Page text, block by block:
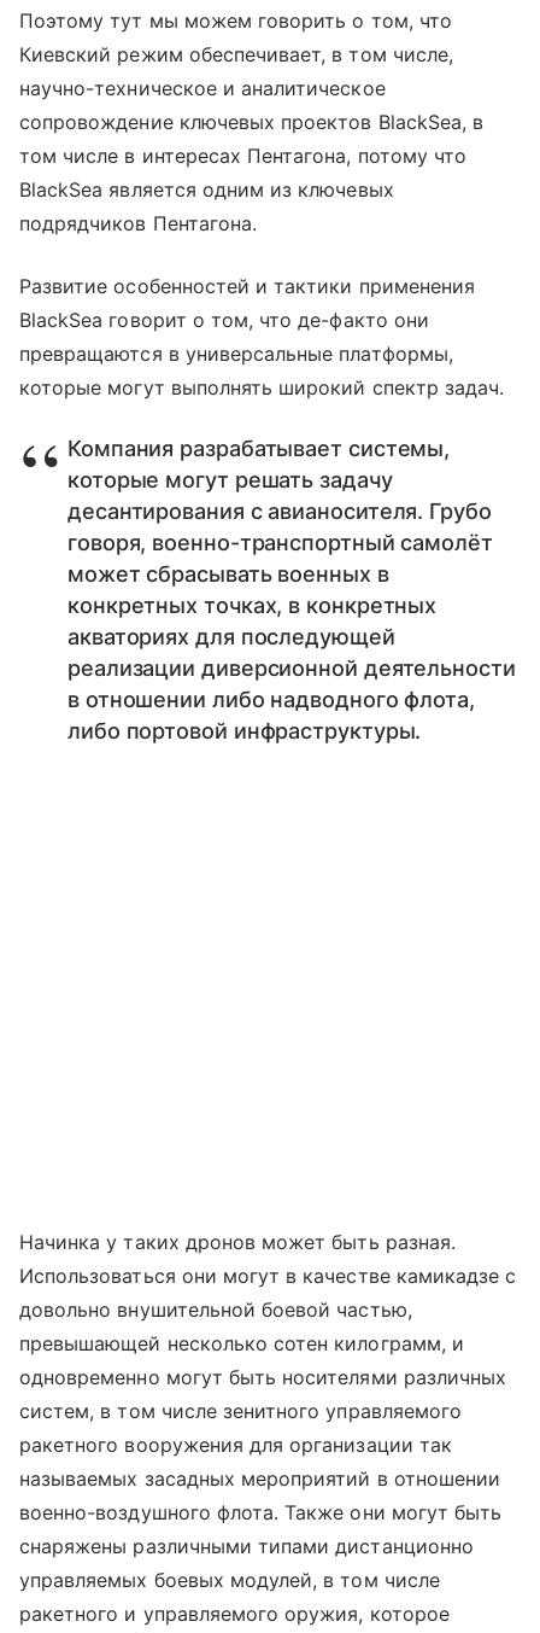
Поэтому тут мы можем говорить о том, что
Киевский режим обеспечивает, в том числе,
научно-техническое и аналитическое
сопровождение ключевых проектов BlackSea, в
том числе в интересах Пентагона, потому что
BlackSea является одним из ключевых
подрядчиков Пентагона.
Развитие особенностей и тактики применения
BlackSea говорит о том, что де-факто они
превращаются в универсальные платформы,
которые могут выполнять широкий спектр задач.
Компания разрабатывает системы,
которые могут решать задачу
десантирования с авианосителя. Грубо
говоря, военно-транспортный самолёт
может сбрасывать военных в
конкретных точках, в конкретных
акваториях для последующей
реализации диверсионной деятельности
в отношении либо надводного флота,
либо портовой инфраструктуры.
Начинка у таких дронов может быть разная.
Использоваться они могут в качестве камикадзе с
довольно внушительной боевой частью,
превышающей несколько сотен килограмм, и
одновременно могут быть носителями различных
систем, в том числе зенитного управляемого
ракетного вооружения для организации так
называемых засадных мероприятий в отношении
военно-воздушного флота. Также они могут быть
снаряжены различными типами дистанционно
управляемых боевых модулей, в том числе
ракетного и управляемого оружия, которое